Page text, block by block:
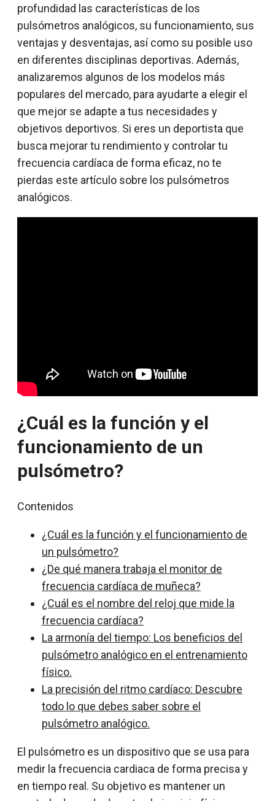
profundidad las características de los
pulsómetros analógicos, su funcionamiento, sus
ventajas y desventajas, así como su posible uso
en diferentes disciplinas deportivas. Además,
analizaremos algunos de los modelos más
populares del mercado, para ayudarte a elegir el
que mejor se adapte a tus necesidades y
objetivos deportivos. Si eres un deportista que
busca mejorar tu rendimiento y controlar tu
frecuencia cardíaca de forma eficaz, no te
pierdas este artículo sobre los pulsómetros
analógicos.
¿Cuál es la función y el
funcionamiento de un
pulsómetro?
Contenidos
¿Cuál es la función y el funcionamiento de
un pulsómetro?
¿De qué manera trabaja el monitor de
frecuencia cardíaca de muñeca?
¿Cuál es el nombre del reloj que mide la
frecuencia cardíaca?
La armonía del tiempo: Los beneficios del
pulsómetro analógico en el entrenamiento
físico.
La precisión del ritmo cardíaco: Descubre
todo lo que debes saber sobre el
pulsómetro analógico.
El pulsómetro es un dispositivo que se usa para
medir la frecuencia cardiaca de forma precisa y
en tiempo real. Su objetivo es mantener un